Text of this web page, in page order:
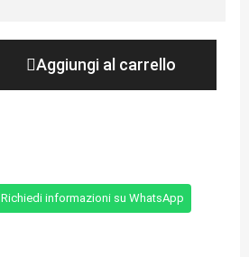
Aggiungi al carrello
Richiedi informazioni su WhatsApp